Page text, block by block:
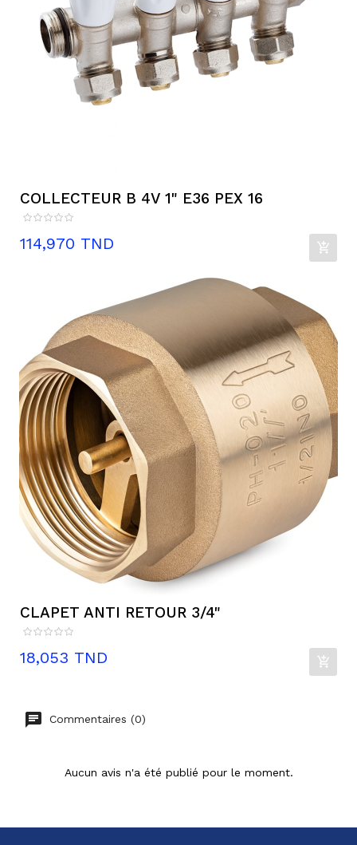
COLLECTEUR B 4V 1" E36 PEX 16
Prix
114,970 TND
CLAPET ANTI RETOUR 3/4"
Prix
18,053 TND
Commentaires (0)
Aucun avis n'a été publié pour le moment.